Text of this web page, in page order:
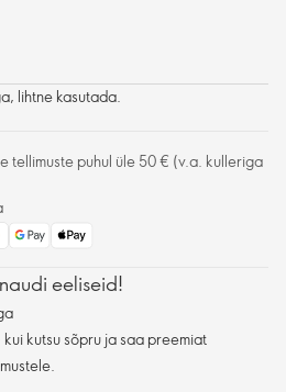
lihtne kasutada.
tellimuste puhul üle 50 € (v.a. kulleriga
eeliseid!
kutsu sõpru ja saa preemiat